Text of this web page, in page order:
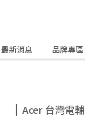
最新消息 品牌專區
Acer 台灣電